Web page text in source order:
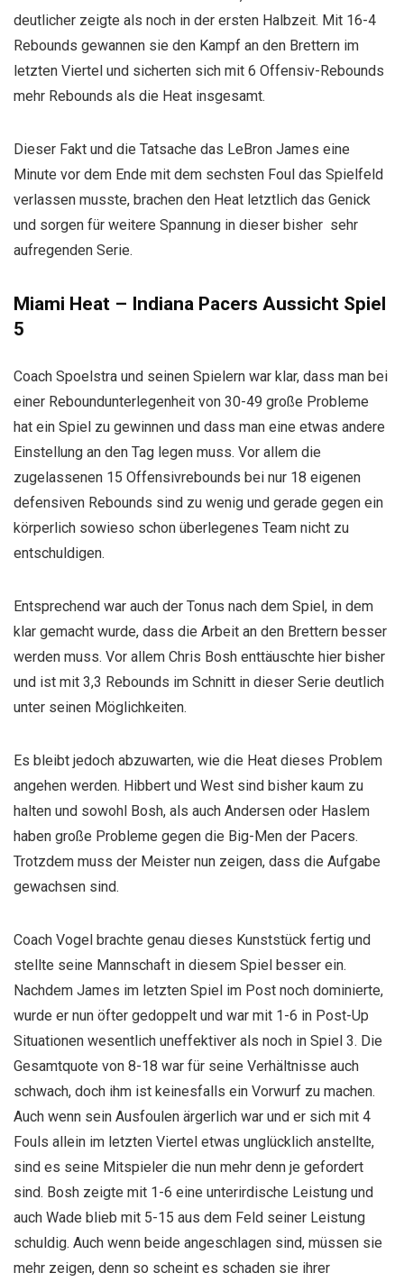
deutlicher zeigte als noch in der ersten Halbzeit. Mit 16-4
Rebounds gewannen sie den Kampf an den Brettern im
letzten Viertel und sicherten sich mit 6 Offensiv-Rebounds
mehr Rebounds als die Heat insgesamt.
Dieser Fakt und die Tatsache das LeBron James eine
Minute vor dem Ende mit dem sechsten Foul das Spielfeld
verlassen musste, brachen den Heat letztlich das Genick
und sorgen für weitere Spannung in dieser bisher sehr
aufregenden Serie.
Miami Heat – Indiana Pacers Aussicht Spiel
5
Coach Spoelstra und seinen Spielern war klar, dass man bei
einer Reboundunterlegenheit von 30-49 große Probleme
hat ein Spiel zu gewinnen und dass man eine etwas andere
Einstellung an den Tag legen muss. Vor allem die
zugelassenen 15 Offensivrebounds bei nur 18 eigenen
defensiven Rebounds sind zu wenig und gerade gegen ein
körperlich sowieso schon überlegenes Team nicht zu
entschuldigen.
Entsprechend war auch der Tonus nach dem Spiel, in dem
klar gemacht wurde, dass die Arbeit an den Brettern besser
werden muss. Vor allem Chris Bosh enttäuschte hier bisher
und ist mit 3,3 Rebounds im Schnitt in dieser Serie deutlich
unter seinen Möglichkeiten.
Es bleibt jedoch abzuwarten, wie die Heat dieses Problem
angehen werden. Hibbert und West sind bisher kaum zu
halten und sowohl Bosh, als auch Andersen oder Haslem
haben große Probleme gegen die Big-Men der Pacers.
Trotzdem muss der Meister nun zeigen, dass die Aufgabe
gewachsen sind.
Coach Vogel brachte genau dieses Kunststück fertig und
stellte seine Mannschaft in diesem Spiel besser ein.
Nachdem James im letzten Spiel im Post noch dominierte,
wurde er nun öfter gedoppelt und war mit 1-6 in Post-Up
Situationen wesentlich uneffektiver als noch in Spiel 3. Die
Gesamtquote von 8-18 war für seine Verhältnisse auch
schwach, doch ihm ist keinesfalls ein Vorwurf zu machen.
Auch wenn sein Ausfoulen ärgerlich war und er sich mit 4
Fouls allein im letzten Viertel etwas unglücklich anstellte,
sind es seine Mitspieler die nun mehr denn je gefordert
sind. Bosh zeigte mit 1-6 eine unterirdische Leistung und
auch Wade blieb mit 5-15 aus dem Feld seiner Leistung
schuldig. Auch wenn beide angeschlagen sind, müssen sie
mehr zeigen, denn so scheint es schaden sie ihrer